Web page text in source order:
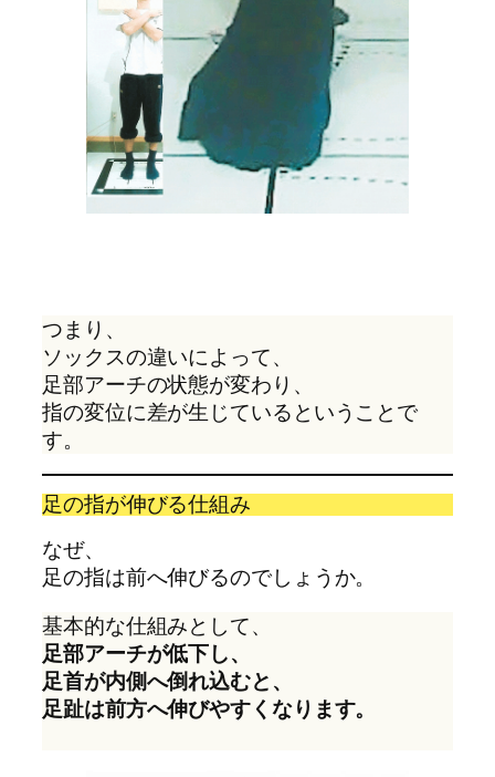
つまり、
ソックスの違いによって、
足部アーチの状態が変わり、
指の変位に差が生じているということで
す。
足の指が伸びる仕組み
なぜ、
足の指は前へ伸びるのでしょうか。
基本的な仕組みとして、
足部アーチが低下し、
足首が内側へ倒れ込むと、
足趾は前方へ伸びやすくなります。